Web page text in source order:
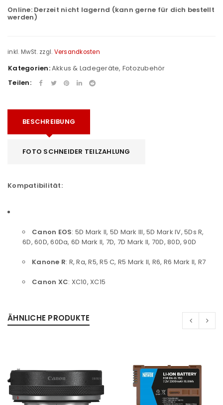
Online: Derzeit nicht lagernd (kann gerne für dich bestellt
werden)
inkl. MwSt. zzgl. Versandkosten
Kategorien:Akkus & Ladegeräte, Fotozubehör
Teilen:
BESCHREIBUNG
FOTO SCHNEIDER TEILZAHLUNG
Kompatibilität:
Canon EOS: 5D Mark II, 5D Mark III, 5D Mark IV, 5Ds R,
6D, 60D, 60Da, 6D Mark II, 7D, 7D Mark II, 70D, 80D, 90D
Kanone R: R, Ra, R5, R5 C, R5 Mark II, R6, R6 Mark II, R7
Canon XC: XC10, XC15
ÄHNLICHE PRODUKTE